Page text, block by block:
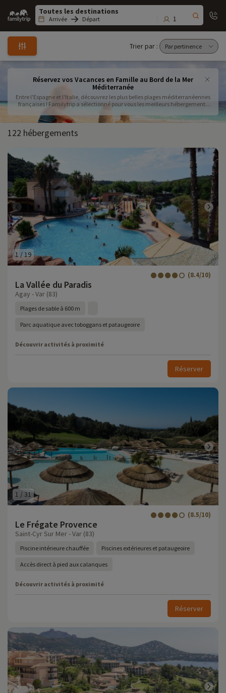
Family
trip
Arrivée Départ 1
Trier par :
Réservez vos Vacances en Famille au Bord de la Mer
Méditerranée
Entre l'Espagne et l'Italie, découvrez les plus belles plages méditerranéennes
françaises ! Familytrip a sélectionné pour vous les meilleurs hébergements
piscine, plages accessibles à pied... Il ne vous reste qu'à choisir la formule de
vos prochaines vacances en famille ! Vous en avez plus de 100 sur toute la
France ! Réservez et payez votre séjour parmi les destinations que nous vous
proposons près de la Côte Méditerranée. Si la Corse ou la Côte d'Azur vous
tente, n'hésitez pas à consultez nos offres au bord de la plage .
122 hébergements
1 /19
La Vallée du Paradis
(8.4/10)
Agay - Var (83)
Plages de sable à 600 m
Parc aquatique avec toboggans et pataugeoire
Découvrir activités à proximité
Réserver
1 /31
Le Frégate Provence
(8.5/10)
Saint-Cyr Sur Mer - Var (83)
Piscine intérieure chauffée Piscines extérieures et pataugeoire
Accès direct à pied aux calanques
Découvrir activités à proximité
Réserver